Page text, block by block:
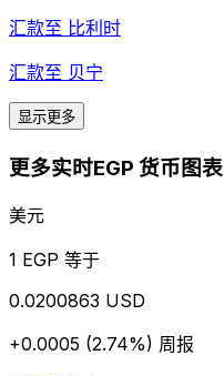
汇款至 比利时
汇款至 贝宁
显示更多
更多实时EGP 货币图表
美元
1 EGP 等于
0.0200863 USD
+0.0005 (2.74%) 周报